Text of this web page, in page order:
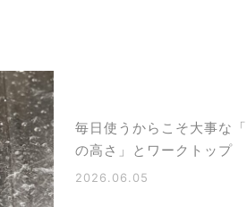
毎日使うからこそ大事な
の高さ」とワークトップ
2026.06.05